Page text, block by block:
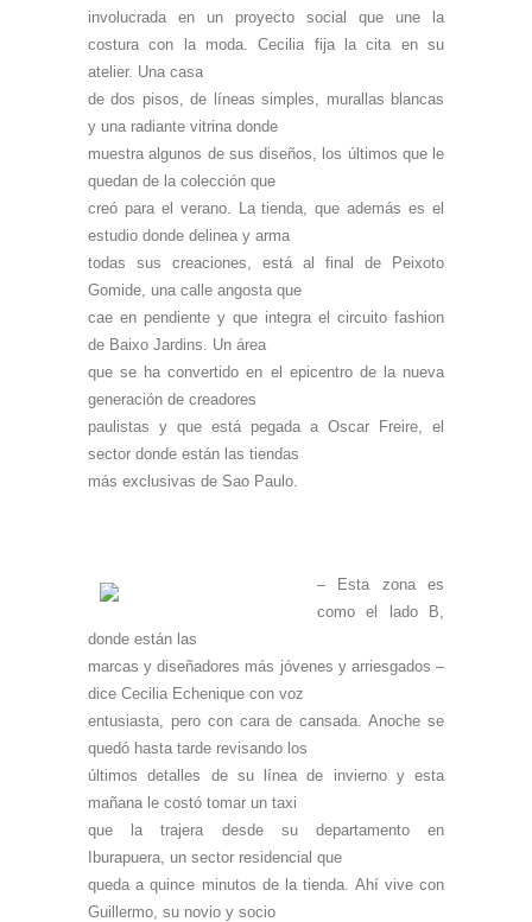
involucrada en un proyecto social que une la
costura con la moda.Cecilia fija la cita en su
atelier. Una casa
de dos pisos, de líneas simples, murallas blancas
y una radiante vitrina donde
muestra algunos de sus diseños, los últimos que le
quedan de la colección que
creó para el verano. La tienda, que además es el
estudio donde delinea y arma
todas sus creaciones, está al final de Peixoto
Gomide, una calle angosta que
cae en pendiente y que integra el circuito fashion
de Baixo Jardins. Un área
que se ha convertido en el epicentro de la nueva
generación de creadores
paulistas y que está pegada a Oscar Freire, el
sector donde están las tiendas
más exclusivas de Sao Paulo.
– Esta zona es
como el lado B,
donde están las
marcas y diseñadores más jóvenes y arriesgados –
dice Cecilia Echenique con voz
entusiasta, pero con cara de cansada. Anoche se
quedó hasta tarde revisando los
últimos detalles de su línea de invierno y esta
mañana le costó tomar un taxi
que la trajera desde su departamento en
Iburapuera, un sector residencial que
queda a quince minutos de la tienda. Ahí vive con
Guillermo, su novio y socio